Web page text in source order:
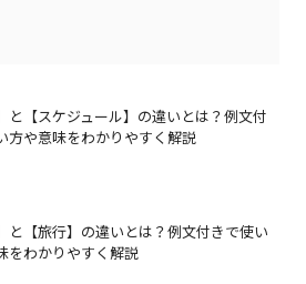
と【スケジュール】の違いとは？例文付
方や意味をわかりやすく解説
と【旅行】の違いとは？例文付きで使い
をわかりやすく解説